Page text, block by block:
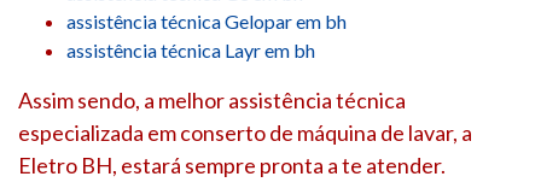
assistência técnica Gelopar em bh
assistência técnica Layr em bh
Assim sendo, a melhor assistência técnica
especializada em conserto de máquina de lavar, a
Eletro BH, estará sempre pronta a te atender.